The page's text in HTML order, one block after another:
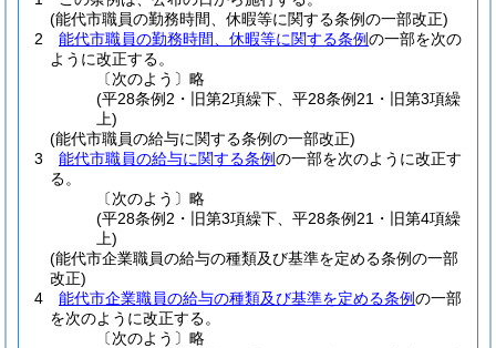
(能代市職員の勤務時間、休暇等に関する条例の一部改正)
2
能代市職員の勤務時間、休暇等に関する条例の一部を次の
ように改正する。
〔次のよう〕略
(平28条例2・旧第2項繰下、平28条例21・旧第3項繰
上)
(能代市職員の給与に関する条例の一部改正)
3
能代市職員の給与に関する条例の一部を次のように改正す
る。
〔次のよう〕略
(平28条例2・旧第3項繰下、平28条例21・旧第4項繰
上)
(能代市企業職員の給与の種類及び基準を定める条例の一部
改正)
4
能代市企業職員の給与の種類及び基準を定める条例の一部
を次のように改正する。
〔次のよう〕略